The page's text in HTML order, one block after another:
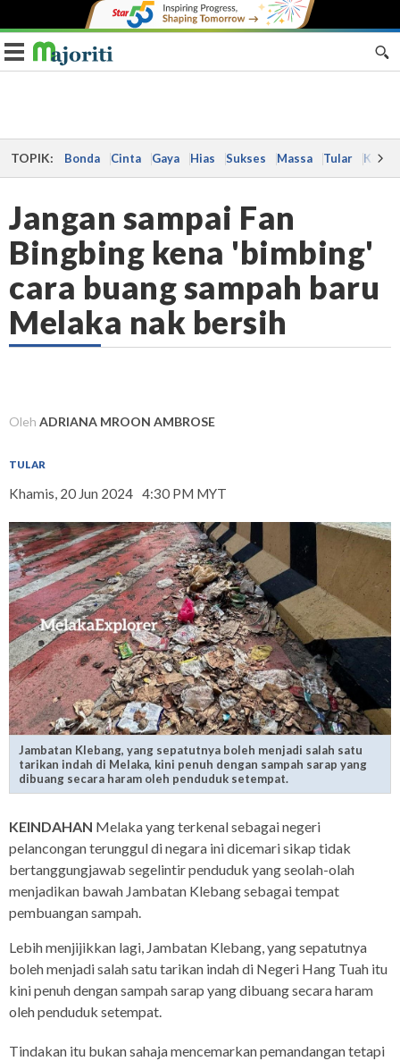
Toggle navigation
TOPIK: Bonda Cinta Gaya Hias Sukses Massa Tular Kes
Jangan sampai Fan
Bingbing kena 'bimbing'
cara buang sampah baru
Melaka nak bersih
Oleh ADRIANA MROON AMBROSE
TULAR
Khamis, 20 Jun 2024 4:30 PM MYT
Jambatan Klebang, yang sepatutnya boleh menjadi salah satu
tarikan indah di Melaka, kini penuh dengan sampah sarap yang
dibuang secara haram oleh penduduk setempat.
KEINDAHAN Melaka yang terkenal sebagai negeri
pelancongan terunggul di negara ini dicemari sikap tidak
bertanggungjawab segelintir penduduk yang seolah-olah
menjadikan bawah Jambatan Klebang sebagai tempat
pembuangan sampah.
Lebih menjijikkan lagi, Jambatan Klebang, yang sepatutnya
boleh menjadi salah satu tarikan indah di Negeri Hang Tuah itu
kini penuh dengan sampah sarap yang dibuang secara haram
oleh penduduk setempat.
Tindakan itu bukan sahaja mencemarkan pemandangan tetapi